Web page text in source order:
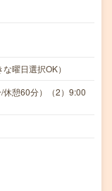
曜日選択OK）
休憩60分）（2）9:00